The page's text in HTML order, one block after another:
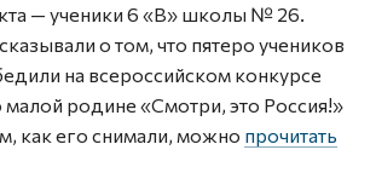
— ученики 6 «В» школы № 26.
о том, что пятеро учеников
на всероссийском конкурсе
родине «Смотри, это Россия!»
как его снимали, можно прочитать